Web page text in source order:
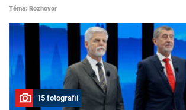
Téma: Rozhovor
15 fotografií